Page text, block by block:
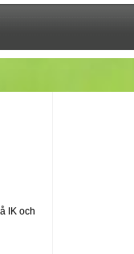
IK och